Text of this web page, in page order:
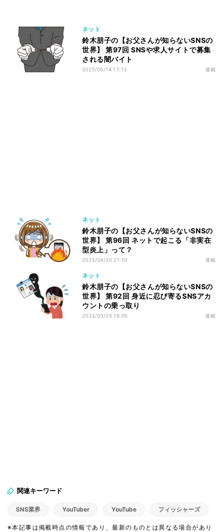
ネット
鈴木朋子の【お父さんが知らないSNSの
世界】 第97回 SNSや求人サイトで募集
される闇バイト
2023/05/14 17:13 連載
ネット
鈴木朋子の【お父さんが知らないSNSの
世界】 第96回 ネットで起こる「非実在
型炎上」って？
2023/04/30 21:10 連載
ネット
鈴木朋子の【お父さんが知らないSNSの
世界】 第92回 身近に忍び寄るSNSアカ
ウントの乗っ取り
2023/03/05 16:05 連載
関連キーワード
SNS業界 YouTuber YouTube フィッシャーズ
※本記事は掲載時点の情報であり、最新のものとは異なる場合があり